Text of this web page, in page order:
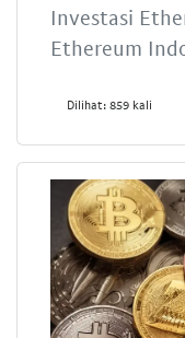
Investasi
Ethereum
Dilihat: 859 kali